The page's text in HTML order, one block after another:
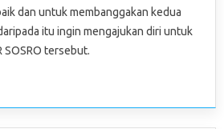
dan untuk membanggakan kedua
itu ingin mengajukan diri untuk
SOSRO tersebut.